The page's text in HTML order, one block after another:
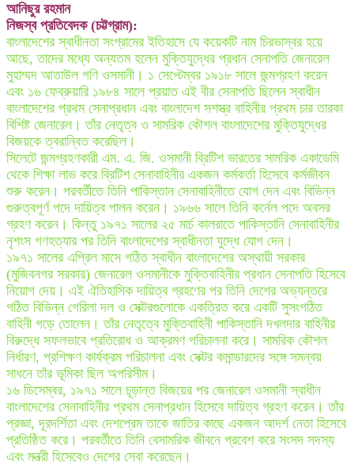
আনিছুর রহমান
নিজস্ব প্রতিবেদক (চট্টগ্রাম):
বাংলাদেশের স্বাধীনতা সংগ্রামের ইতিহাসে যে কয়েকটি নাম চিরভাস্বর হয়ে
আছে, তাদের মধ্যে অন্যতম হলেন মুক্তিযুদ্ধের প্রধান সেনাপতি জেনারেল
মুহাম্মদ আতাউল গণি ওসমানী। ১ সেপ্টেম্বর ১৯১৮ সালে জন্মগ্রহণ করেন
এবং ১৬ ফেব্রুয়ারি ১৯৮৪ সালে প্রয়াত এই বীর সেনাপতি ছিলেন স্বাধীন
বাংলাদেশের প্রথম সেনাপ্রধান এবং বাংলাদেশ সশস্ত্র বাহিনীর প্রথম চার তারকা
বিশিষ্ট জেনারেল। তাঁর নেতৃত্ব ও সামরিক কৌশল বাংলাদেশের মুক্তিযুদ্ধের
বিজয়কে ত্বরান্বিত করেছিল।
সিলেটে জন্মগ্রহণকারী এম. এ. জি. ওসমানী ব্রিটিশ ভারতের সামরিক একাডেমি
থেকে শিক্ষা লাভ করে ব্রিটিশ সেনাবাহিনীর একজন কর্মকর্তা হিসেবে কর্মজীবন
শুরু করেন। পরবর্তীতে তিনি পাকিস্তান সেনাবাহিনীতে যোগ দেন এবং বিভিন্ন
গুরুত্বপূর্ণ পদে দায়িত্ব পালন করেন। ১৯৬৬ সালে তিনি কর্নেল পদে অবসর
গ্রহণ করেন। কিন্তু ১৯৭১ সালের ২৫ মার্চ কালরাতে পাকিস্তানি সেনাবাহিনীর
নৃশংস গণহত্যার পর তিনি বাংলাদেশের স্বাধীনতা যুদ্ধে যোগ দেন।
১৯৭১ সালের এপ্রিল মাসে গঠিত স্বাধীন বাংলাদেশের অস্থায়ী সরকার
(মুজিবনগর সরকার) জেনারেল ওসমানীকে মুক্তিবাহিনীর প্রধান সেনাপতি হিসেবে
নিয়োগ দেয়। এই ঐতিহাসিক দায়িত্ব গ্রহণের পর তিনি দেশের অভ্যন্তরে
গঠিত বিভিন্ন গেরিলা দল ও সেক্টরগুলোকে একত্রিত করে একটি সুসংগঠিত
বাহিনী গড়ে তোলেন। তাঁর নেতৃত্বে মুক্তিবাহিনী পাকিস্তানি দখলদার বাহিনীর
বিরুদ্ধে সফলভাবে প্রতিরোধ ও আক্রমণ পরিচালনা করে। সামরিক কৌশল
নির্ধারণ, প্রশিক্ষণ কার্যক্রম পরিচালনা এবং সেক্টর কমান্ডারদের সঙ্গে সমন্বয়
সাধনে তাঁর ভূমিকা ছিল অপরিসীম।
১৬ ডিসেম্বর, ১৯৭১ সালে চূড়ান্ত বিজয়ের পর জেনারেল ওসমানী স্বাধীন
বাংলাদেশের সেনাবাহিনীর প্রথম সেনাপ্রধান হিসেবে দায়িত্ব গ্রহণ করেন। তাঁর
প্রজ্ঞা, দূরদর্শিতা এবং দেশপ্রেম তাকে জাতির কাছে একজন আদর্শ নেতা হিসেবে
প্রতিষ্ঠিত করে। পরবর্তীতে তিনি বেসামরিক জীবনে প্রবেশ করে সংসদ সদস্য
এবং মন্ত্রী হিসেবেও দেশের সেবা করেছেন।